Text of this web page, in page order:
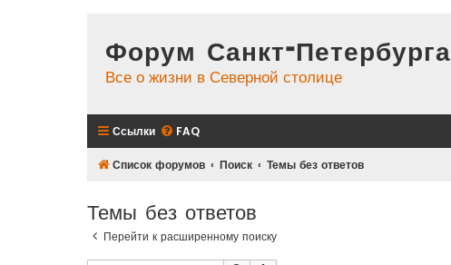
Форум Санкт-Петербурга
Все о жизни в Северной столице
Ссылки FAQ
Список форумов Поиск Темы без ответов
Темы без ответов
Перейти к расширенному поиску